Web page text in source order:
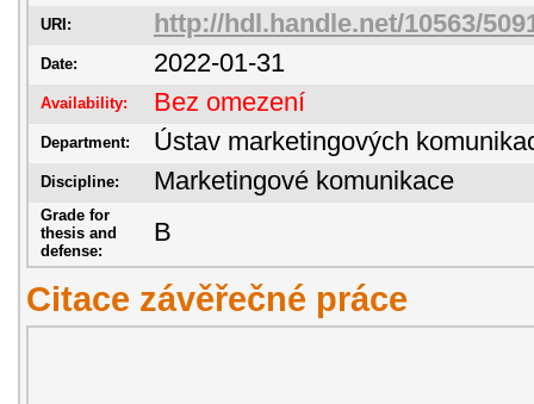
URI: http://hdl.handle.net/10563/
Date: 2022-01-31
Availability: Bez omezení
Department: Ústav marketingových
Discipline: Marketingové komunikace
Grade for
thesis and
defense:
B
Citace závěřečné práce